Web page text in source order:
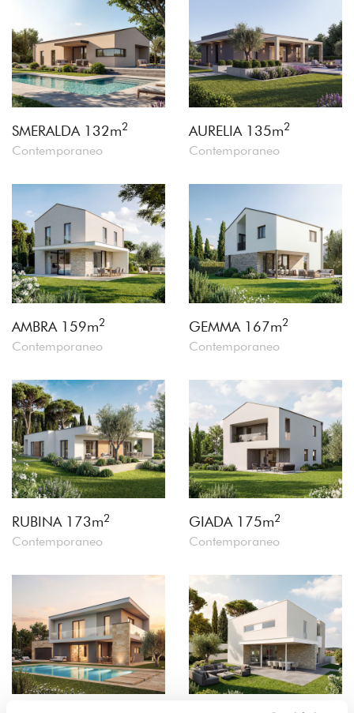
SMERALDA 132m2
Contemporaneo
AURELIA 135m2
Contemporaneo
AMBRA 159m2
Contemporaneo
GEMMA 167m2
Contemporaneo
RUBINA 173m2
Contemporaneo
GIADA 175m2
Contemporaneo